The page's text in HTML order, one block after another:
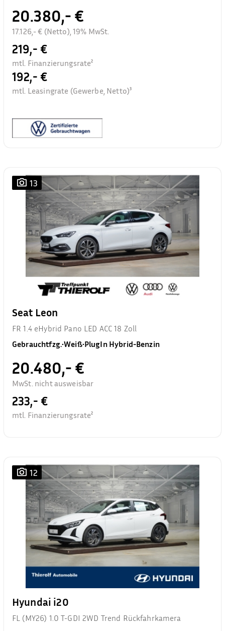
20.380,- €
17.126,- € (Netto), 19% MwSt.
219,- €
mtl. Finanzierungsrate²
192,- €
mtl. Leasingrate (Gewerbe, Netto)³
13
Seat Leon
FR 1.4 eHybrid Pano LED ACC 18 Zoll
Gebrauchtfzg.•Weiß•PlugIn Hybrid-Benzin
20.480,- €
MwSt. nicht ausweisbar
233,- €
mtl. Finanzierungsrate²
12
Hyundai i20
FL (MY26) 1.0 T-GDI 2WD Trend Rückfahrkamera